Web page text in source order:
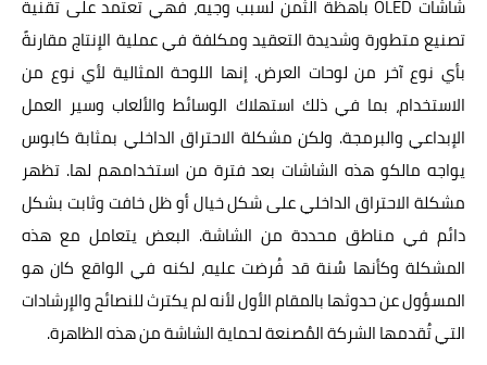
شاشات OLED باهظة الثمن لسبب وجيه، فهي تعتمد على تقنية
تصنيع متطورة وشديدة التعقيد ومكلفة في عملية الإنتاج مقارنةً
بأي نوع آخر من لوحات العرض. إنها اللوحة المثالية لأي نوع من
الاستخدام، بما في ذلك استهلاك الوسائط والألعاب وسير العمل
الإبداعي والبرمجة. ولكن مشكلة الاحتراق الداخلي بمثابة كابوس
يواجه مالكو هذه الشاشات بعد فترة من استخدامهم لها. تظهر
مشكلة الاحتراق الداخلي على شكل خيال أو ظل خافت وثابت بشكل
دائم في مناطق محددة من الشاشة. البعض يتعامل مع هذه
المشكلة وكأنها سُنة قد فُرضت عليه، لكنه في الواقع كان هو
المسؤول عن حدوثها بالمقام الأول لأنه لم يكترث للنصائح والإرشادات
التي تُقدمها الشركة المُصنعة لحماية الشاشة من هذه الظاهرة.